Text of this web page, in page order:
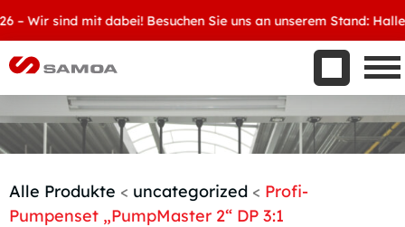
Wir sind mit dabei! Besuchen Sie uns an unserem Stand: Halle
Aktuelles
Kontakt
Handelspartner werden
Alle Produkte < uncategorized < Profi-
Pumpenset „PumpMaster 2“ DP 3:1